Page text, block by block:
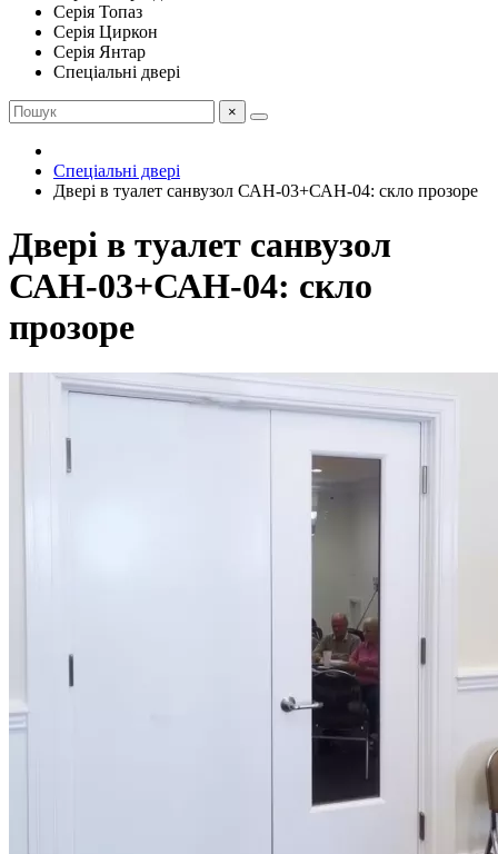
Серія Топаз
Серія Циркон
Серія Янтар
Спеціальні двері
×
Спеціальні двері
Двері в туалет санвузол САН-03+САН-04: скло прозоре
Двері в туалет санвузол
САН-03+САН-04: скло
прозоре